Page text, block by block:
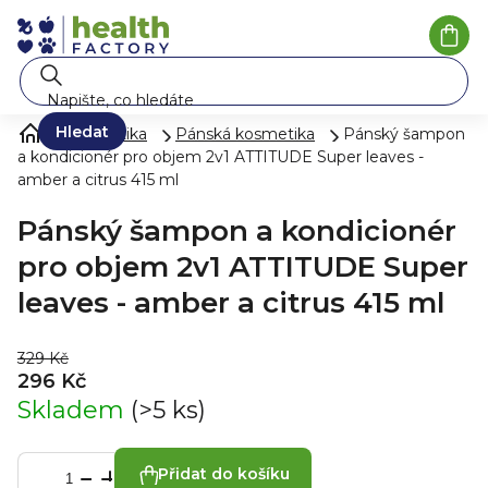
na
obsah
Hledat
Kosmetika Pánská kosmetika
Pánský šampon
a kondicionér pro objem 2v1 ATTITUDE Super leaves -
amber a citrus 415 ml
Pánský šampon a kondicionér
pro objem 2v1 ATTITUDE Super
leaves - amber a citrus 415 ml
329 Kč
296 Kč
Skladem (>5 ks)
Přidat do košíku